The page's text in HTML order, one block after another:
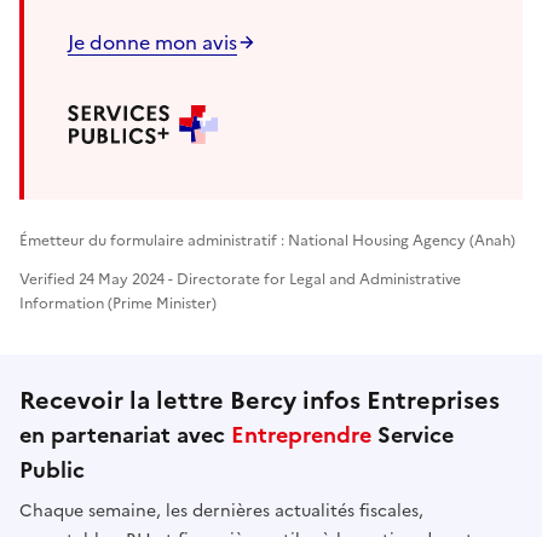
Je donne mon avis
Émetteur du formulaire administratif : National Housing Agency (Anah)
Verified 24 May 2024 - Directorate for Legal and Administrative
Information (Prime Minister)
Recevoir la lettre Bercy infos Entreprises
en partenariat avec Entreprendre Service
Public
Chaque semaine, les dernières actualités fiscales,